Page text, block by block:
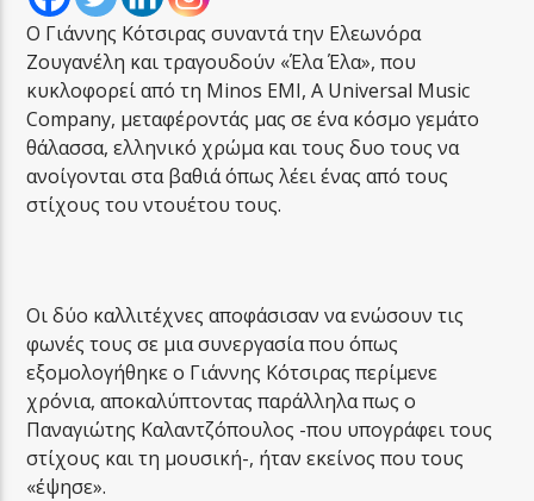
Ο Γιάννης Κότσιρας συναντά την Ελεωνόρα
Ζουγανέλη και τραγουδούν «Έλα Έλα», που
κυκλοφορεί από τη Minos EMI, A Universal Music
Company, μεταφέροντάς μας σε ένα κόσμο γεμάτο
θάλασσα, ελληνικό χρώμα και τους δυο τους να
ανοίγονται στα βαθιά όπως λέει ένας από τους
στίχους του ντουέτου τους.
Οι δύο καλλιτέχνες αποφάσισαν να ενώσουν τις
φωνές τους σε μια συνεργασία που όπως
εξομολογήθηκε ο Γιάννης Κότσιρας περίμενε
χρόνια, αποκαλύπτοντας παράλληλα πως ο
Παναγιώτης Καλαντζόπουλος -που υπογράφει τους
στίχους και τη μουσική-, ήταν εκείνος που τους
«έψησε».